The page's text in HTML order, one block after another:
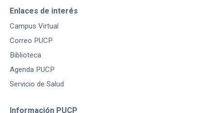
Enlaces de interés
Campus Virtual
Correo PUCP
Biblioteca
Agenda PUCP
Servicio de Salud
Información PUCP